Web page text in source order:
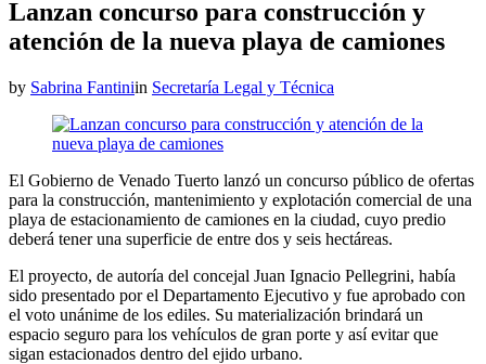
Lanzan concurso para construcción y
atención de la nueva playa de camiones
by Sabrina Fantiniin Secretaría Legal y Técnica
El Gobierno de Venado Tuerto lanzó un concurso público de ofertas
para la construcción, mantenimiento y explotación comercial de una
playa de estacionamiento de camiones en la ciudad, cuyo predio
deberá tener una superficie de entre dos y seis hectáreas.
El proyecto, de autoría del concejal Juan Ignacio Pellegrini, había
sido presentado por el Departamento Ejecutivo y fue aprobado con
el voto unánime de los ediles. Su materialización brindará un
espacio seguro para los vehículos de gran porte y así evitar que
sigan estacionados dentro del ejido urbano.